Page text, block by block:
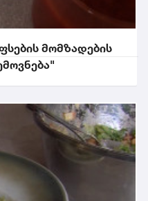
მომზადების